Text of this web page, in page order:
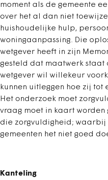
moment als de gemeente
over het al dan niet
huishoudelijke hulp,
woningaanpassing. Die
wetgever heeft in zijn
gesteld dat maatwerk staat
wetgever wil willekeur
kunnen uitleggen hoe zij tot
Het onderzoek moet
vraag moet in kaart worden
die zorgvuldigheid; waarbij
gemeenten het niet goed
Kanteling